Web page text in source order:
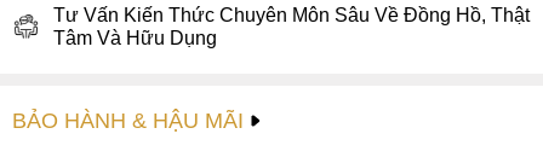
Tư Vấn Kiến Thức Chuyên Môn Sâu Về Đồng Hồ, Thật
Tâm Và Hữu Dụng
BẢO HÀNH & HẬU MÃI